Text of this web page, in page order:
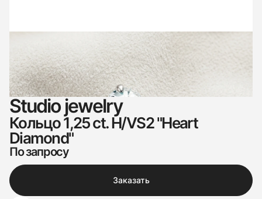
Studio jewelry
Кольцо 1,25 ct. H/VS2 "Heart
Diamond"
По запросу
Заказать